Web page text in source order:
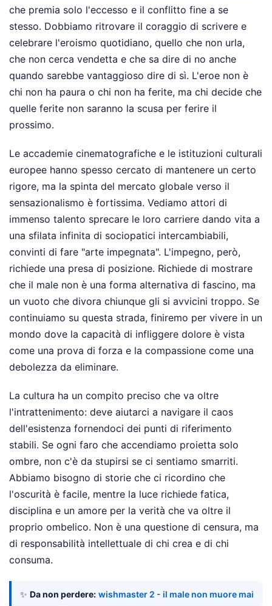
che premia solo l'eccesso e il conflitto fine a se
stesso. Dobbiamo ritrovare il coraggio di scrivere e
celebrare l'eroismo quotidiano, quello che non urla,
che non cerca vendetta e che sa dire di no anche
quando sarebbe vantaggioso dire di sì. L'eroe non è
chi non ha paura o chi non ha ferite, ma chi decide che
quelle ferite non saranno la scusa per ferire il
prossimo.
Le accademie cinematografiche e le istituzioni culturali
europee hanno spesso cercato di mantenere un certo
rigore, ma la spinta del mercato globale verso il
sensazionalismo è fortissima. Vediamo attori di
immenso talento sprecare le loro carriere dando vita a
una sfilata infinita di sociopatici intercambiabili,
convinti di fare "arte impegnata". L'impegno, però,
richiede una presa di posizione. Richiede di mostrare
che il male non è una forma alternativa di fascino, ma
un vuoto che divora chiunque gli si avvicini troppo. Se
continuiamo su questa strada, finiremo per vivere in un
mondo dove la capacità di infliggere dolore è vista
come una prova di forza e la compassione come una
debolezza da eliminare.
La cultura ha un compito preciso che va oltre
l'intrattenimento: deve aiutarci a navigare il caos
dell'esistenza fornendoci dei punti di riferimento
stabili. Se ogni faro che accendiamo proietta solo
ombre, non c'è da stupirsi se ci sentiamo smarriti.
Abbiamo bisogno di storie che ci ricordino che
l'oscurità è facile, mentre la luce richiede fatica,
disciplina e un amore per la verità che va oltre il
proprio ombelico. Non è una questione di censura, ma
di responsabilità intellettuale di chi crea e di chi
consuma.
✨ Da non perdere: wishmaster 2 - il male non muore mai